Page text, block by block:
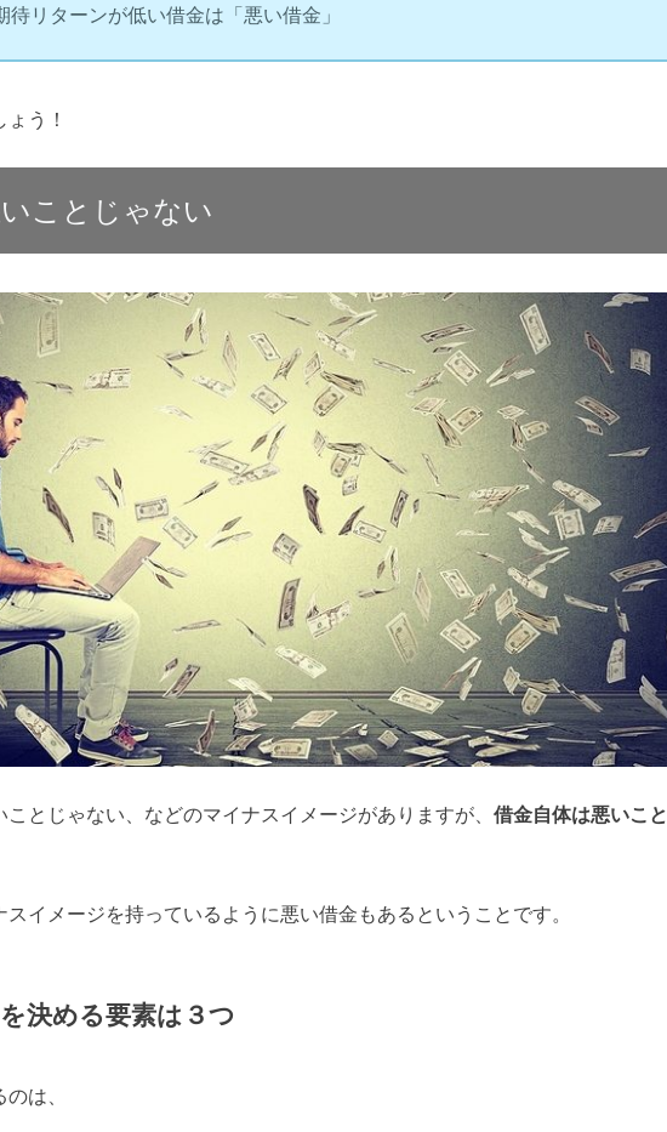
待リターンが低い借金は「悪い借金」
う！
ことじゃない
とじゃない、などのマイナスイメージがありますが、 借金自体は悪いこと
イメージを持っているように悪い借金もあるということです。
決める要素は３つ
は、